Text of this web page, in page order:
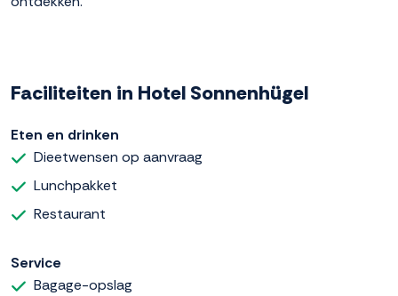
Faciliteiten in Hotel Sonnenhügel
Eten en drinken
Dieetwensen op aanvraag
Lunchpakket
Restaurant
Service
Bagage-opslag